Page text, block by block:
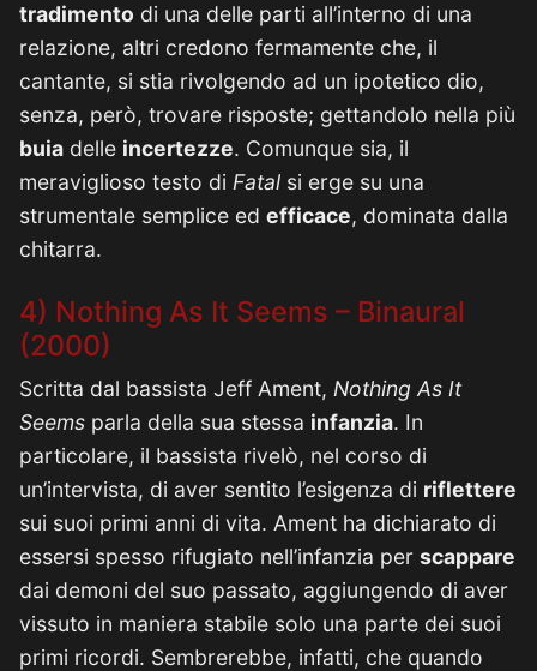
tradimento di una delle parti all’interno di una
relazione, altri credono fermamente che, il
cantante, si stia rivolgendo ad un ipotetico dio,
senza, però, trovare risposte; gettandolo nella più
buia delle incertezze. Comunque sia, il
meraviglioso testo di Fatal si erge su una
strumentale semplice ed efficace, dominata dalla
chitarra.
4) Nothing As It Seems – Binaural
(2000)
Scritta dal bassista Jeff Ament, Nothing As It
Seems parla della sua stessa infanzia. In
particolare, il bassista rivelò, nel corso di
un’intervista, di aver sentito l’esigenza di riflettere
sui suoi primi anni di vita. Ament ha dichiarato di
essersi spesso rifugiato nell’infanzia per scappare
dai demoni del suo passato, aggiungendo di aver
vissuto in maniera stabile solo una parte dei suoi
primi ricordi. Sembrerebbe, infatti, che quando